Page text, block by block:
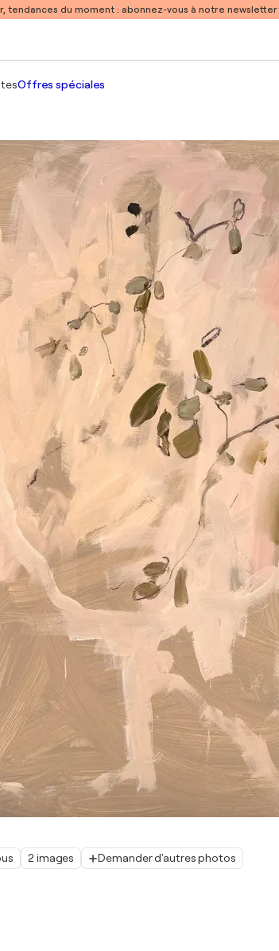
tendances du moment : abonnez-vous à notre
Offres spéciales
2 images Demander d'autres photos